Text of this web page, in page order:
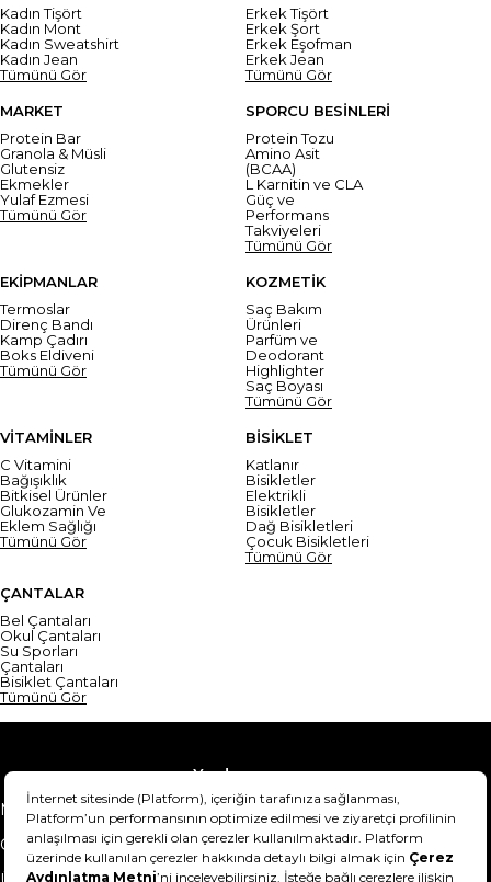
Kadın Tişört
Kadın Mont
Kadın Sweatshirt
Kadın Jean
Tümünü Gör
Erkek Tişört
Erkek Şort
Erkek Eşofman
Erkek Jean
Tümünü Gör
MARKET
Protein Bar
Granola & Müsli
Glutensiz
Ekmekler
Yulaf Ezmesi
Tümünü Gör
SPORCU BESİNLERİ
Protein Tozu
Amino Asit
(BCAA)
L Karnitin ve CLA
Güç ve
Performans
Takviyeleri
Tümünü Gör
EKİPMANLAR
Termoslar
Direnç Bandı
Kamp Çadırı
Boks Eldiveni
Tümünü Gör
KOZMETİK
Saç Bakım
Ürünleri
Parfüm ve
Deodorant
Highlighter
Saç Boyası
Tümünü Gör
VİTAMİNLER
C Vitamini
Bağışıklık
Bitkisel Ürünler
Glukozamin Ve
Eklem Sağlığı
Tümünü Gör
BİSİKLET
Katlanır
Bisikletler
Elektrikli
Bisikletler
Dağ Bisikletleri
Çocuk Bisikletleri
Tümünü Gör
ÇANTALAR
Bel Çantaları
Okul Çantaları
Su Sporları
Çantaları
Bisiklet Çantaları
Tümünü Gör
Yardım
Mesafeli Satış Sözleşmesi
Teslimat Bilgisi
Gizlilik Sözleşmesi
Şartlar & Koşullar